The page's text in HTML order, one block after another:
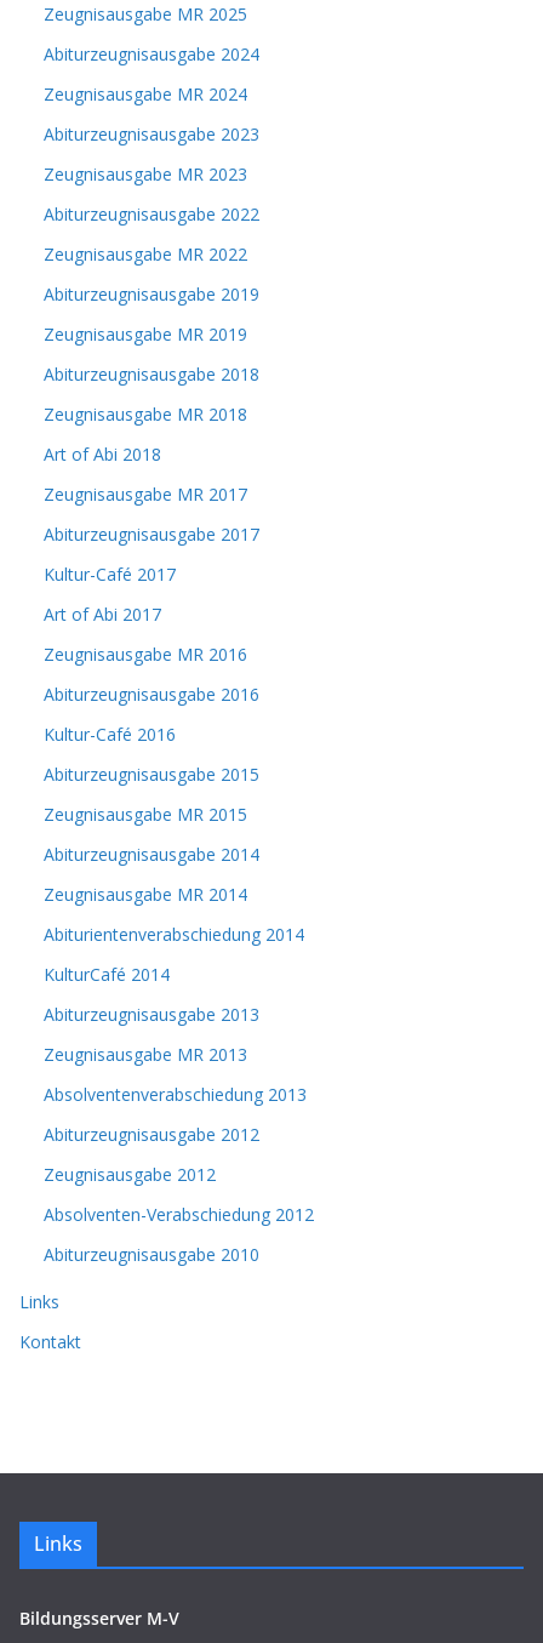
Zeugnisausgabe MR 2025
Abiturzeugnisausgabe 2024
Zeugnisausgabe MR 2024
Abiturzeugnisausgabe 2023
Zeugnisausgabe MR 2023
Abiturzeugnisausgabe 2022
Zeugnisausgabe MR 2022
Abiturzeugnisausgabe 2019
Zeugnisausgabe MR 2019
Abiturzeugnisausgabe 2018
Zeugnisausgabe MR 2018
Art of Abi 2018
Zeugnisausgabe MR 2017
Abiturzeugnisausgabe 2017
Kultur-Café 2017
Art of Abi 2017
Zeugnisausgabe MR 2016
Abiturzeugnisausgabe 2016
Kultur-Café 2016
Abiturzeugnisausgabe 2015
Zeugnisausgabe MR 2015
Abiturzeugnisausgabe 2014
Zeugnisausgabe MR 2014
Abiturientenverabschiedung 2014
KulturCafé 2014
Abiturzeugnisausgabe 2013
Zeugnisausgabe MR 2013
Absolventenverabschiedung 2013
Abiturzeugnisausgabe 2012
Zeugnisausgabe 2012
Absolventen-Verabschiedung 2012
Abiturzeugnisausgabe 2010
Links
Kontakt
Links
Bildungsserver M-V